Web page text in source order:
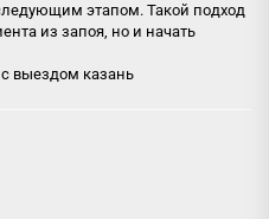
этапом. Такой подход
из запоя, но и начать
выездом казань